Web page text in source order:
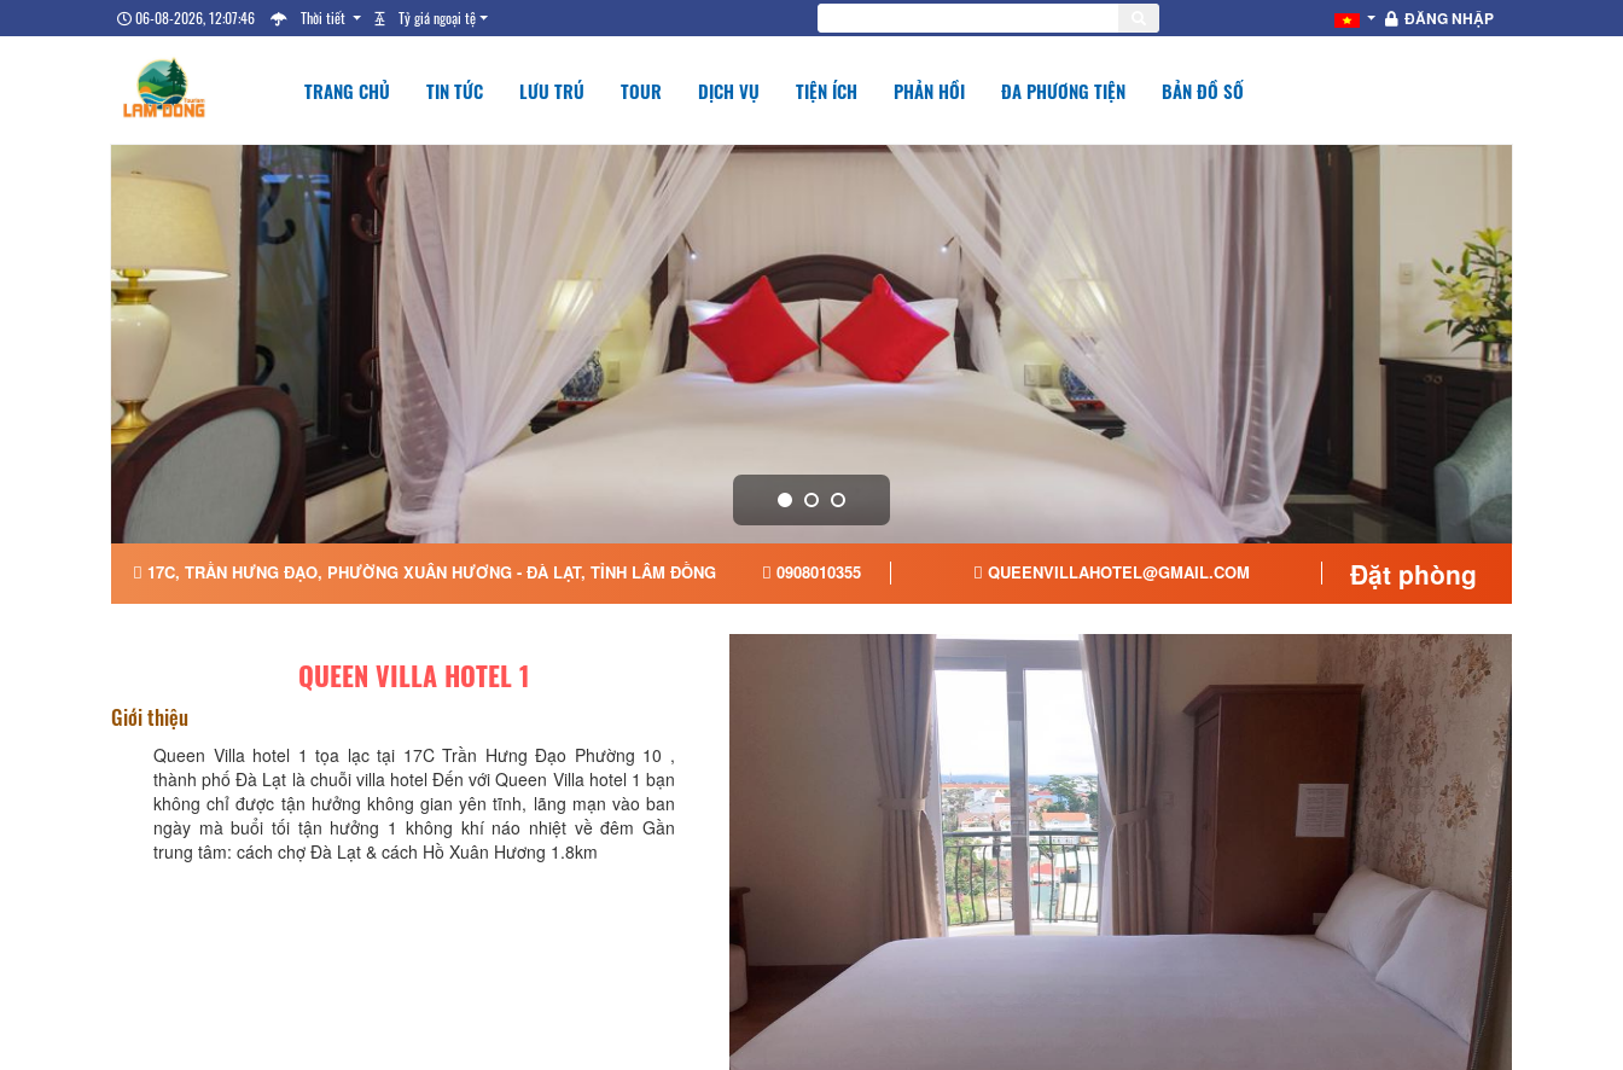
06-08-2026, 12:07:47 Thời tiết Tỷ giá ngoại tệ ĐĂNG NHẬP
TRANG CHỦ TIN TỨC LƯU TRÚ TOUR DỊCH VỤ TIỆN ÍCH PHẢN HỒI ĐA PHƯƠNG TIỆN BẢN ĐỒ SỐ
17C, TRẦN HƯNG ĐẠO, PHƯỜNG XUÂN HƯƠNG - ĐÀ LẠT, TỈNH LÂM ĐỒNG 0908010355 QUEENVILLAHOTEL@GMAIL.COM Đặt phòng
QUEEN VILLA HOTEL 1
Giới thiệu
Queen Villa hotel 1 tọa lạc tại 17C Trần Hưng Đạo Phường 10 ,
thành phố Đà Lạt là chuỗi villa hotel Đến với Queen Villa hotel 1 bạn
không chỉ được tận hưởng không gian yên tĩnh, lãng mạn vào ban
ngày mà buổi tối tận hưởng 1 không khí náo nhiệt về đêm Gần
trung tâm: cách chợ Đà Lạt & cách Hồ Xuân Hương 1.8km